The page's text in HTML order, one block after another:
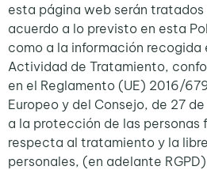
esta página web serán tratados
acuerdo a lo previsto en esta
como a la información recogida
Actividad de Tratamiento,
en el Reglamento (UE) 2016/
Europeo y del Consejo, de 27
a la protección de las personas
respecta al tratamiento y la
personales, (en adelante